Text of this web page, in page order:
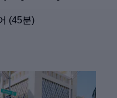
(45분)